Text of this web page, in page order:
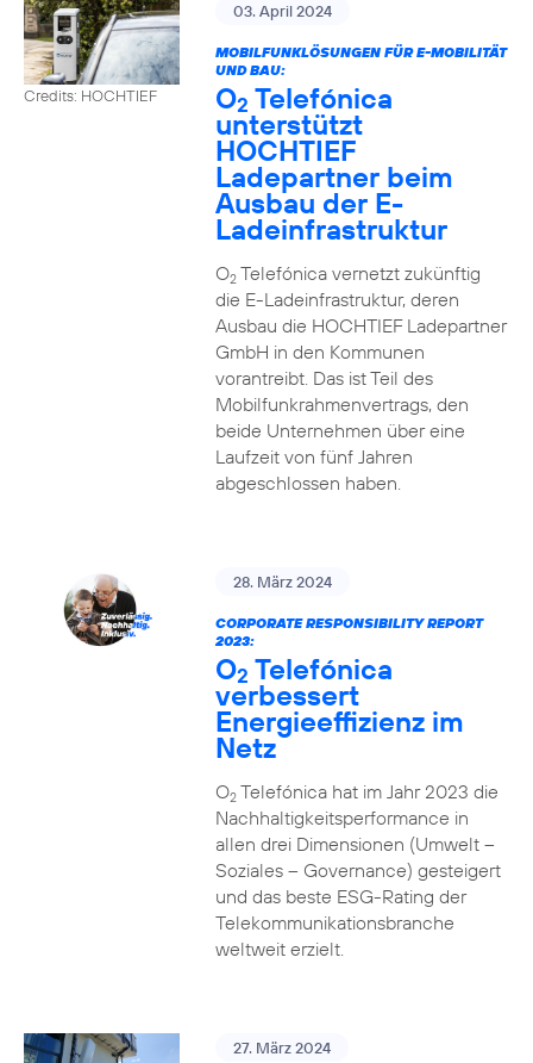
Credits: HOCHTIEF
03. April 2024
MOBILFUNKLÖSUNGEN FÜR E-MOBILITÄT
UND BAU:
O2 Telefónica
unterstützt
HOCHTIEF
Ladepartner beim
Ausbau der E-
Ladeinfrastruktur
O2Telefónica vernetzt zukünftig
die E-Ladeinfrastruktur, deren
Ausbau die HOCHTIEF Ladepartner
GmbH in den Kommunen
vorantreibt. Das ist Teil des
Mobilfunkrahmenvertrags, den
beide Unternehmen über eine
Laufzeit von fünf Jahren
abgeschlossen haben.
28. März 2024
CORPORATE RESPONSIBILITY REPORT
2023:
O2 Telefónica
verbessert
Energieeffizienz im
Netz
O2Telefónica hat im Jahr 2023 die
Nachhaltigkeitsperformance in
allen drei Dimensionen (Umwelt –
Soziales – Governance) gesteigert
und das beste ESG-Rating der
Telekommunikationsbranche
weltweit erzielt.
27. März 2024